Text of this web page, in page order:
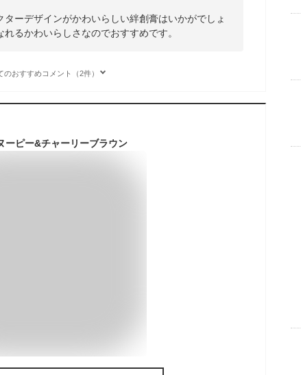
ーデザインがかわいらしい絆創膏はいかがでしょ
るかわいらしさなのでおすすめです。
のおすすめコメント（2件）
ーピー&チャーリーブラウン